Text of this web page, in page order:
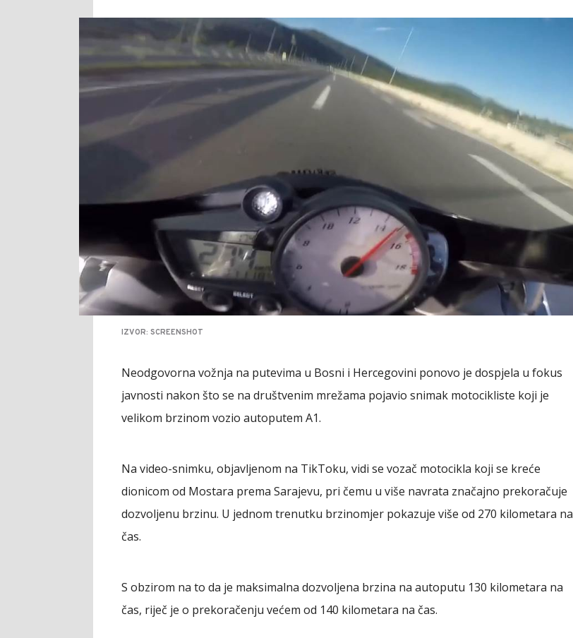
IZVOR: SCREENSHOT
Neodgovorna vožnja na putevima u Bosni i Hercegovini ponovo je dospjela u fokus
javnosti nakon što se na društvenim mrežama pojavio snimak motocikliste koji je
velikom brzinom vozio autoputem A1.
Na video-snimku, objavljenom na TikToku, vidi se vozač motocikla koji se kreće
dionicom od Mostara prema Sarajevu, pri čemu u više navrata značajno prekoračuje
dozvoljenu brzinu. U jednom trenutku brzinomjer pokazuje više od 270 kilometara na
čas.
S obzirom na to da je maksimalna dozvoljena brzina na autoputu 130 kilometara na
čas, riječ je o prekoračenju većem od 140 kilometara na čas.